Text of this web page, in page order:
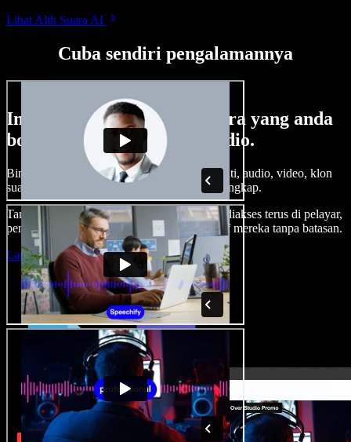
Lihat Alih Suara AI
Cuba sendiri pengalamannya
Ini hanya sebahagian perkara yang anda
boleh buat di Speechify Studio.
Bina suara latar, tambah imej stok tanpa royalti, audio, video, klon
suara anda, untuk projek audio video yang lengkap.
Tanpa keluk pembelajaran dan semua boleh diakses terus di pelayar,
pencipta boleh realisasikan segala idea kreatif mereka tanpa batasan.
Lancarkan Studio